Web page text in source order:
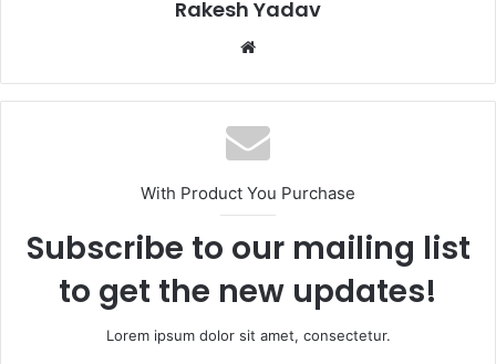
Rakesh Yadav
b
s
i
e
With Product You Purchase
Subscribe to our mailing list
to get the new updates!
Lorem ipsum dolor sit amet, consectetur.